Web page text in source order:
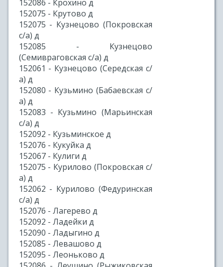
152086 - Крохино д
152075 - Крутово д
152075 - Кузнецово (Покровская
с/а) д
152085 - Кузнецово
(Семивраговская с/а) д
152061 - Кузнецово (Середская с/
а) д
152080 - Кузьмино (Бабаевская с/
а) д
152083 - Кузьмино (Марьинская
с/а) д
152092 - Кузьминское д
152076 - Кукуйка д
152067 - Кулиги д
152075 - Курилово (Покровская с/
а) д
152062 - Курилово (Федуринская
с/а) д
152076 - Лагерево д
152092 - Ладейки д
152090 - Ладыгино д
152085 - Левашово д
152095 - Леоньково д